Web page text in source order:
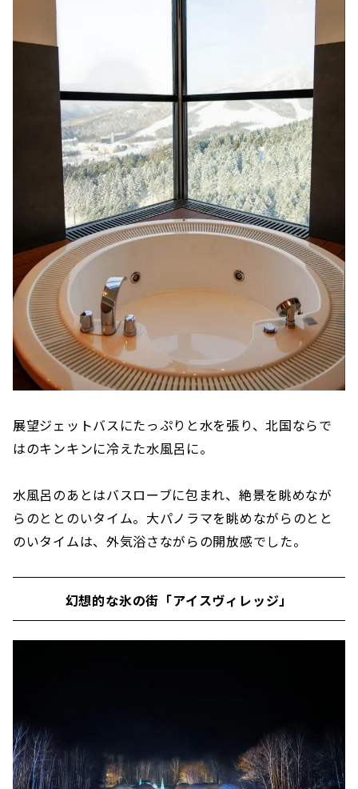
展望ジェットバスにたっぷりと水を張り、北国ならで
はのキンキンに冷えた水風呂に。
水風呂のあとはバスローブに包まれ、絶景を眺めなが
らのととのいタイム。大パノラマを眺めながらのとと
のいタイムは、外気浴さながらの開放感でした。
幻想的な氷の街「アイスヴィレッジ」